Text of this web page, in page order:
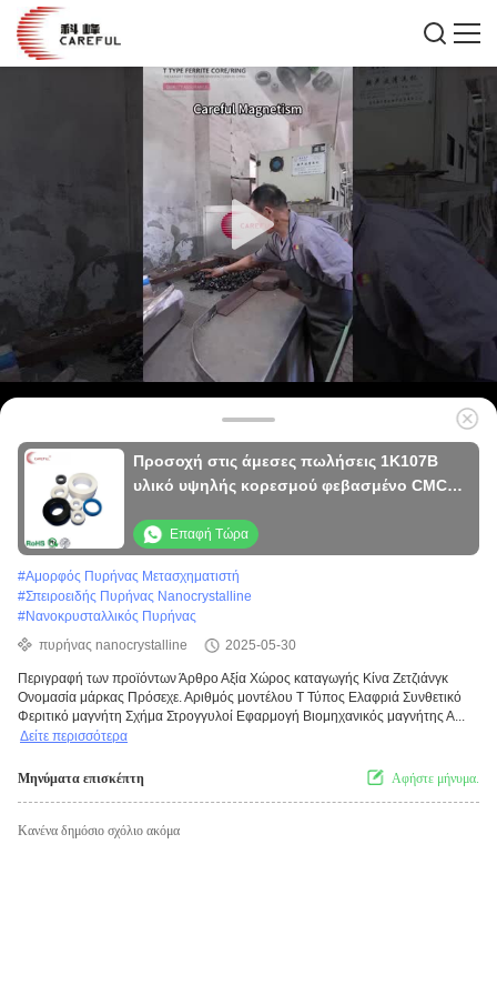
Προσοχή στις άμεσες πωλήσεις 1K107B
υλικό υψηλής κορεσμού φεβασμένο CMC
άμορφος πυρήνας
Επαφή Τώρα
#Αμορφός Πυρήνας Μετασχηματιστή
#Σπειροειδής Πυρήνας Nanocrystalline
#Νανοκρυσταλλικός Πυρήνας
πυρήνας nanocrystalline
2025-05-30
Περιγραφή των προϊόντων Άρθρο Αξία Χώρος καταγωγής Κίνα Ζετζιάνγκ
Ονομασία μάρκας Πρόσεχε. Αριθμός μοντέλου Τ Τύπος Ελαφριά Συνθετικό
Φεριτικό μαγνήτη Σχήμα Στρογγυλοί Εφαρμογή Βιομηχανικός μαγνήτης Α...
Δείτε περισσότερα
Μηνύματα επισκέπτη Αφήστε μήνυμα.
Κανένα δημόσιο σχόλιο ακόμα